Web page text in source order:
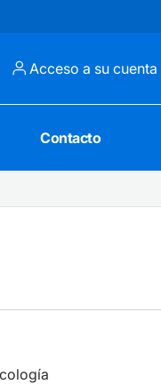
Acceso a su cuenta
Contacto